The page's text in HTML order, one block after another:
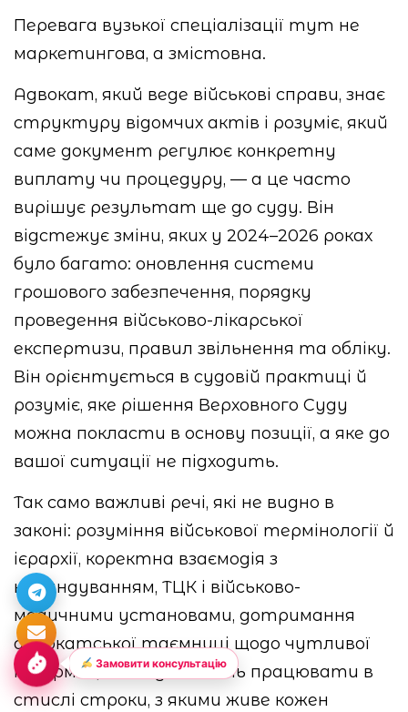
Перевага вузької спеціалізації тут не
маркетингова, а змістовна.
Адвокат, який веде військові справи, знає
структуру відомчих актів і розуміє, який
саме документ регулює конкретну
виплату чи процедуру, — а це часто
вирішує результат ще до суду. Він
відстежує зміни, яких у 2024–2026 роках
було багато: оновлення системи
грошового забезпечення, порядку
проведення військово-лікарської
експертизи, правил звільнення та обліку.
Він орієнтується в судовій практиці й
розуміє, яке рішення Верховного Суду
можна покласти в основу позиції, а яке до
вашої ситуації не підходить.
Так само важливі речі, які не видно в
законі: розуміння військової термінології й
ієрархії, коректна взаємодія з
командуванням, ТЦК і військово-
медичними установами, дотримання
адвокатської таємниці щодо чутливої
інформації та здатність працювати в
стислі строки, з якими живе кожен
Замовити консультацію